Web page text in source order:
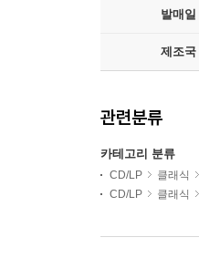
발매일
제조국
관련분류
카테고리 분류
CD/LP 클래식
CD/LP
클래식